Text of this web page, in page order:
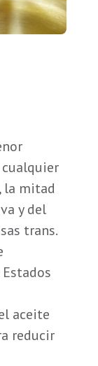
la mitad
y del
trans.
aceite
reducir